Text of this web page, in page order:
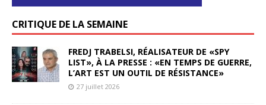
CRITIQUE DE LA SEMAINE
FREDJ TRABELSI, RÉALISATEUR DE «SPY
LIST», À LA PRESSE : «EN TEMPS DE GUERRE,
L’ART EST UN OUTIL DE RÉSISTANCE»
27 juillet 2026